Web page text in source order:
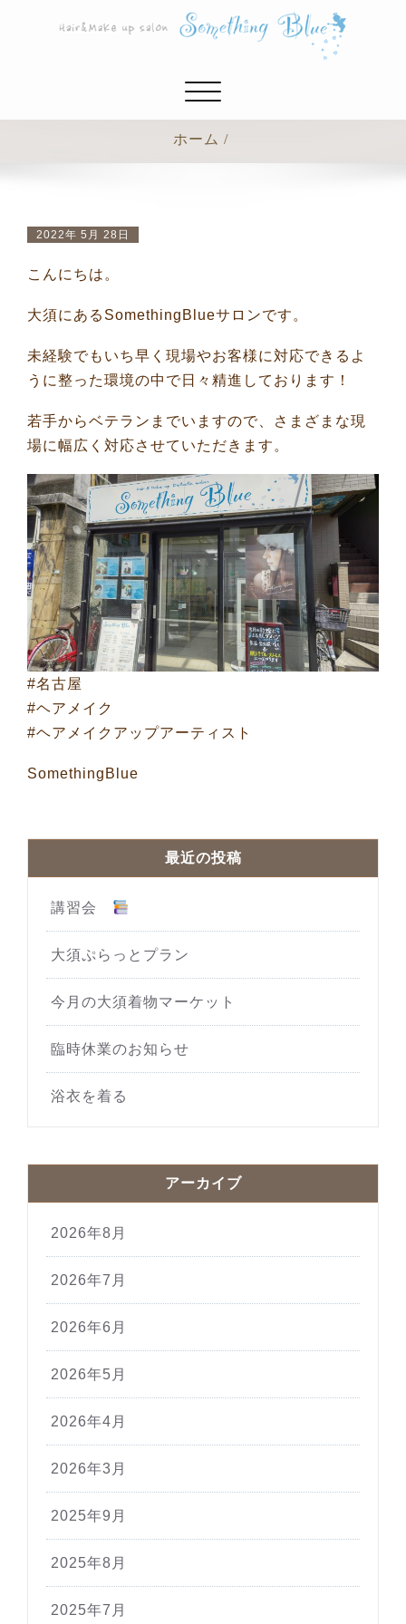
ナ
ゲ
ホーム
2022年 5月 28日
こんにちは。
大須にあるSomethingBlueサロンです。
未経験でもいち早く現場やお客様に対応できるよ
うに整った環境の中で日々精進しております！
若手からベテランまでいますので、さまざまな現
場に幅広く対応させていただきます。
#名古屋
#ヘアメイク
#ヘアメイクアップアーティスト
SomethingBlue
最近の投稿
講習会
大須ぷらっとプラン
今月の大須着物マーケット
臨時休業のお知らせ
浴衣を着る
アーカイブ
2026年8月
2026年7月
2026年6月
2026年5月
2026年4月
2026年3月
2025年9月
2025年8月
2025年7月